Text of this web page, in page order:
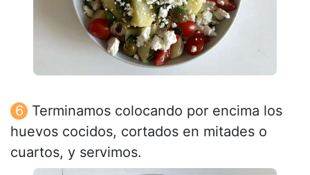
Terminamos colocando por encima los
huevos cocidos, cortados en mitades o
cuartos, y servimos.